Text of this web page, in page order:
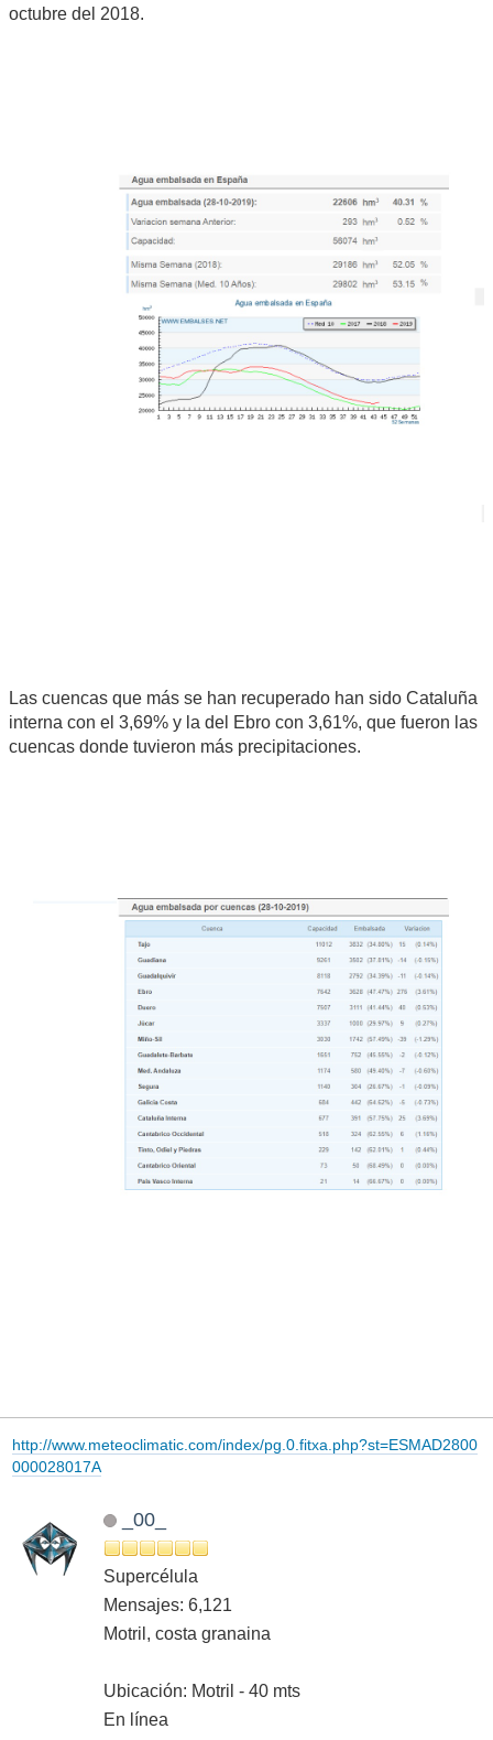
octubre del 2018.
Las cuencas que más se han recuperado han sido Cataluña
interna con el 3,69% y la del Ebro con 3,61%, que fueron las
cuencas donde tuvieron más precipitaciones.
http://www.meteoclimatic.com/index/pg.0.fitxa.php?st=ESMAD2800
000028017A
_00_
Supercélula
Mensajes: 6,121
Motril, costa granaina
Ubicación: Motril - 40 mts
En línea